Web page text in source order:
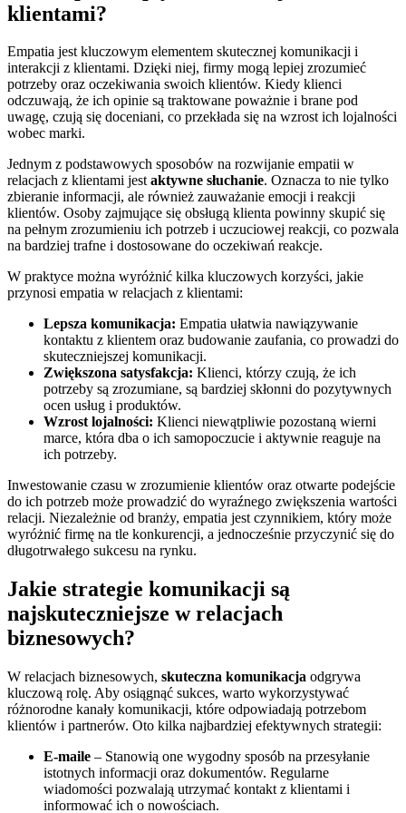
klientami?
Empatia jest kluczowym elementem skutecznej komunikacji i
interakcji z klientami. Dzięki niej, firmy mogą lepiej zrozumieć
potrzeby oraz oczekiwania swoich klientów. Kiedy klienci
odczuwają, że ich opinie są traktowane poważnie i brane pod
uwagę, czują się doceniani, co przekłada się na wzrost ich lojalności
wobec marki.
Jednym z podstawowych sposobów na rozwijanie empatii w
relacjach z klientami jestaktywne słuchanie. Oznacza to nie tylko
zbieranie informacji, ale również zauważanie emocji i reakcji
klientów. Osoby zajmujące się obsługą klienta powinny skupić się
na pełnym zrozumieniu ich potrzeb i uczuciowej reakcji, co pozwala
na bardziej trafne i dostosowane do oczekiwań reakcje.
W praktyce można wyróżnić kilka kluczowych korzyści, jakie
przynosi empatia w relacjach z klientami:
Lepsza komunikacja: Empatia ułatwia nawiązywanie
kontaktu z klientem oraz budowanie zaufania, co prowadzi do
skuteczniejszej komunikacji.
Zwiększona satysfakcja: Klienci, którzy czują, że ich
potrzeby są zrozumiane, są bardziej skłonni do pozytywnych
ocen usług i produktów.
Wzrost lojalności: Klienci niewątpliwie pozostaną wierni
marce, która dba o ich samopoczucie i aktywnie reaguje na
ich potrzeby.
Inwestowanie czasu w zrozumienie klientów oraz otwarte podejście
do ich potrzeb może prowadzić do wyraźnego zwiększenia wartości
relacji. Niezależnie od branży, empatia jest czynnikiem, który może
wyróżnić firmę na tle konkurencji, a jednocześnie przyczynić się do
długotrwałego sukcesu na rynku.
Jakie strategie komunikacji są
najskuteczniejsze w relacjach
biznesowych?
W relacjach biznesowych, skuteczna komunikacja odgrywa
kluczową rolę. Aby osiągnąć sukces, warto wykorzystywać
różnorodne kanały komunikacji, które odpowiadają potrzebom
klientów i partnerów. Oto kilka najbardziej efektywnych strategii:
E-maile – Stanowią one wygodny sposób na przesyłanie
istotnych informacji oraz dokumentów. Regularne
wiadomości pozwalają utrzymać kontakt z klientami i
informować ich o nowościach.